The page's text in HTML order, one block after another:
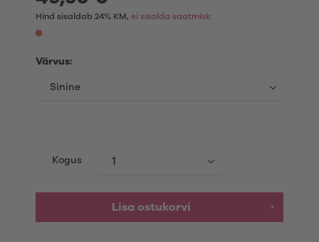
Hind sisaldab 24% KM, ei sisalda saatmisk
Värvus:
Kogus
Lisa ostukorvi